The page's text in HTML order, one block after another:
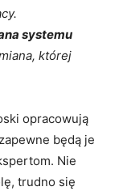
systemu
której
opracowują
będą je
Nie
trudno się